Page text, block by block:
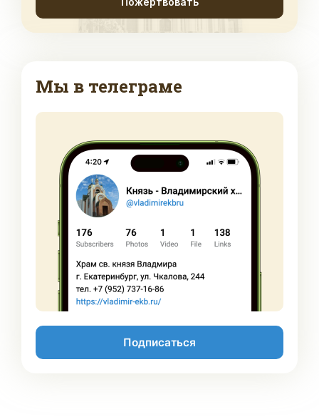
Мы в телеграме
Подписаться